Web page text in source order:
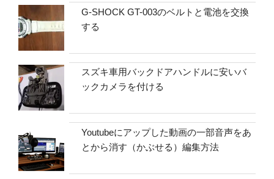
G-SHOCK GT-003のベルトと電池を交換
する
スズキ車用バックドアハンドルに安いバ
ックカメラを付ける
Youtubeにアップした動画の一部音声をあ
とから消す（かぶせる）編集方法